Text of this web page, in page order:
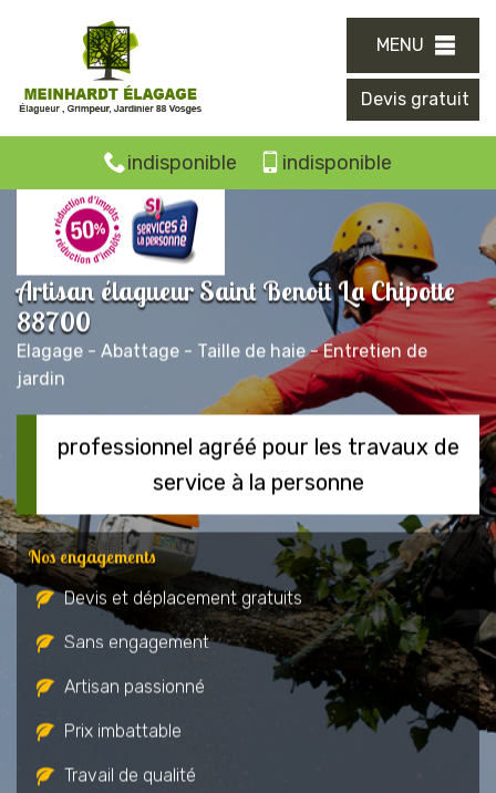
MENU
Devis gratuit
indisponible indisponible
Artisan élagueur Saint Benoit La Chipotte
88700
Elagage - Abattage - Taille de haie - Entretien de
jardin
professionnel agréé pour les travaux de
service à la personne
Nos engagements
Devis et déplacement gratuits
Sans engagement
Artisan passionné
Prix imbattable
Travail de qualité